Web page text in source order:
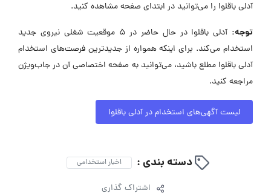
آدلی باقلوا را می‌توانید در ابتدای صفحه مشاهده کنید.
توجه:
آدلی باقلوا در حال حاضر در ۵ موقعیت شغلی نیروی جدید
استخدام می‌کند. برای اینکه همواره از جدیدترین فرصت‌های استخدام
آدلی باقلوا مطلع باشید، می‌توانید به صفحه اختصاصی آن در جاب‌ویژن
مراجعه کنید.
لیست آگهی‌های استخدام در آدلی باقلوا
دسته بندی : اخبار استخدامی
اشتراک گذاری